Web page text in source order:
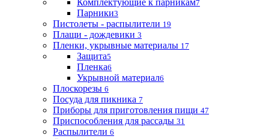
Комплектующие к парникам7
Парники3
Пистолеты - распылители 19
Плащи - дождевики 3
Пленки, укрывные материалы 17
Защита5
Пленка6
Укрывной материал6
Плоскорезы 6
Посуда для пикника 7
Приборы для приготовления пищи 47
Приспособления для рассады 31
Распылители 6